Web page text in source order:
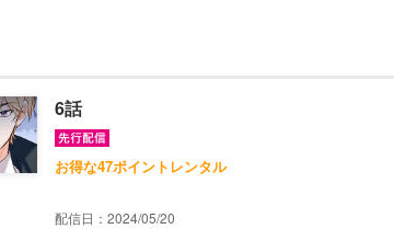
6話
お得な47ポイントレンタル
配信日：2024/05/20